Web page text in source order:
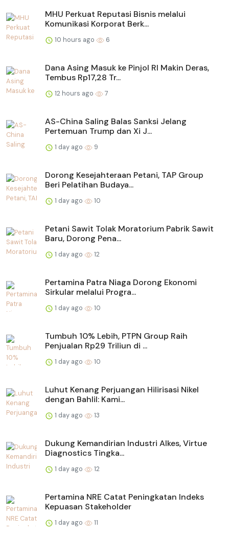
MHU Perkuat Reputasi Bisnis melalui
Komunikasi Korporat Berk...
10 hours ago 6
Dana Asing Masuk ke Pinjol RI Makin Deras,
Tembus Rp17,28 Tr...
12 hours ago 7
AS-China Saling Balas Sanksi Jelang
Pertemuan Trump dan Xi J...
1 day ago 9
Dorong Kesejahteraan Petani, TAP Group
Beri Pelatihan Budaya...
1 day ago 10
Petani Sawit Tolak Moratorium Pabrik Sawit
Baru, Dorong Pena...
1 day ago 12
Pertamina Patra Niaga Dorong Ekonomi
Sirkular melalui Progra...
1 day ago 10
Tumbuh 10% Lebih, PTPN Group Raih
Penjualan Rp29 Triliun di ...
1 day ago 10
Luhut Kenang Perjuangan Hilirisasi Nikel
dengan Bahlil: Kami...
1 day ago 13
Dukung Kemandirian Industri Alkes, Virtue
Diagnostics Tingka...
1 day ago 12
Pertamina NRE Catat Peningkatan Indeks
Kepuasan Stakeholder
1 day ago 11